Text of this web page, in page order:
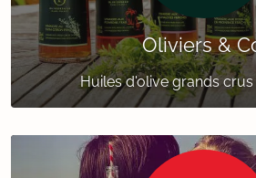
Oliviers &
Huiles d'olive grands